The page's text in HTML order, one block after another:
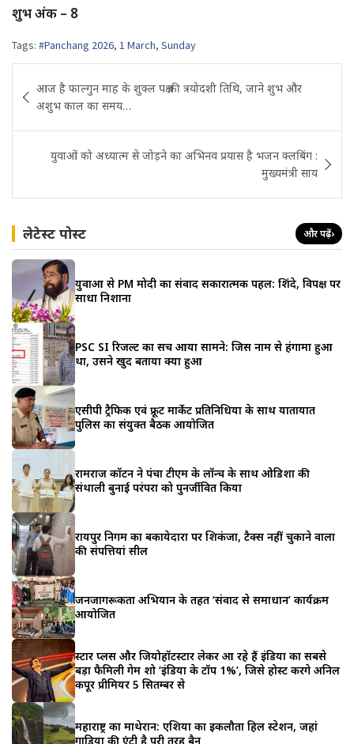
शुभ अंक – 8
Tags: #Panchang 2026, 1 March, Sunday
navigation
आज है फाल्गुन माह के शुक्ल पक्ष की त्रयोदशी तिथि, जाने शुभ और
अशुभ काल का समय…
युवाओं को अध्यात्म से जोड़ने का अभिनव प्रयास है भजन क्लबिंग :
मुख्यमंत्री साय
लेटेस्ट पोस्ट और पढ़ें›
युवाओं से PM मोदी का संवाद सकारात्मक पहल: शिंदे, विपक्ष पर
साधा निशाना
PSC SI रिजल्ट का सच आया सामने: जिस नाम से हंगामा हुआ
था, उसने खुद बताया क्या हुआ
एसीपी ट्रैफिक एवं फ्रूट मार्केट प्रतिनिधियों के साथ यातायात
पुलिस का संयुक्त बैठक आयोजित
रामराज कॉटन ने पंचा टीएम के लॉन्च के साथ ओडिशा की
संथाली बुनाई परंपरा को पुनर्जीवित किया
रायपुर निगम का बकायेदारों पर शिकंजा, टैक्स नहीं चुकाने वालों
की संपत्तियां सील
जनजागरूकता अभियान के तहत ‘संवाद से समाधान’ कार्यक्रम
आयोजित
स्टार प्लस और जियोहॉटस्टार लेकर आ रहे हैं इंडिया का सबसे
बड़ा फैमिली गेम शो ‘इंडिया के टॉप 1%’, जिसे होस्ट करेंगे अनिल
कपूर प्रीमियर 5 सितम्बर से
महाराष्ट्र का माथेरान: एशिया का इकलौता हिल स्टेशन, जहां
गाड़ियों की एंट्री है पूरी तरह बैन